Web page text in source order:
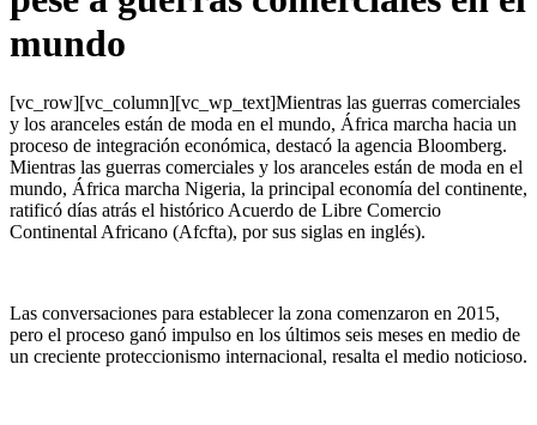
mundo
[vc_row][vc_column][vc_wp_text]Mientras las guerras comerciales
y los aranceles están de moda en el mundo, África marcha hacia un
proceso de integración económica, destacó la agencia Bloomberg.
Mientras las guerras comerciales y los aranceles están de moda en el
mundo, África marcha Nigeria, la principal economía del continente,
ratificó días atrás el histórico Acuerdo de Libre Comercio
Continental Africano (Afcfta), por sus siglas en inglés).
Las conversaciones para establecer la zona comenzaron en 2015,
pero el proceso ganó impulso en los últimos seis meses en medio de
un creciente proteccionismo internacional, resalta el medio noticioso.